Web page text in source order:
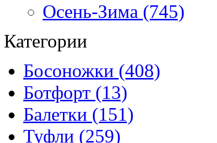
Осень-Зима (745)
Категории
Босоножки (408)
Ботфорт (13)
Балетки (151)
Туфли (259)